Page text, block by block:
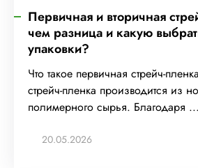
Первичная и вторичная
чем разница и какую
упаковки?
Что такое первичная стрейч-
стрейч-пленка производится из
полимерного сырья. Благодаря ...
20.05.2026